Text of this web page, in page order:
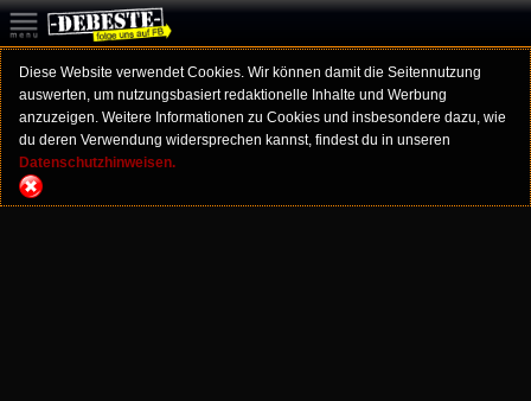
Diese Website verwendet Cookies. Wir können damit die Seitennutzung
auswerten, um nutzungsbasiert redaktionelle Inhalte und Werbung
anzuzeigen. Weitere Informationen zu Cookies und insbesondere dazu, wie
du deren Verwendung widersprechen kannst, findest du in unseren
Datenschutzhinweisen.